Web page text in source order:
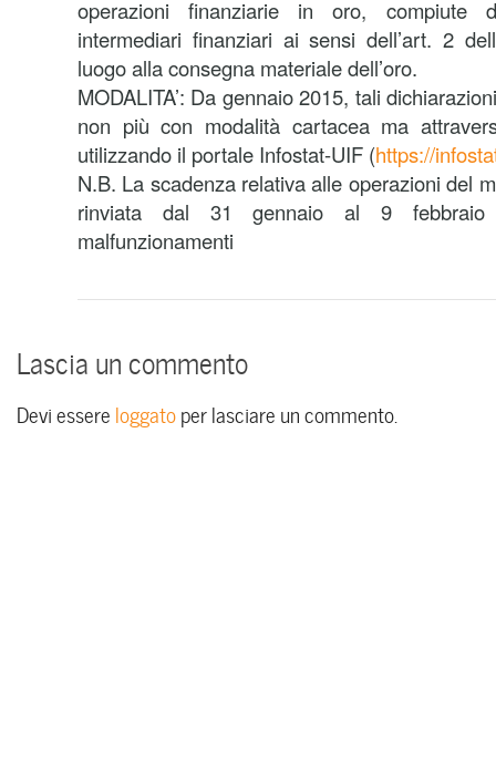
operazioni finanziarie in oro, compiute
intermediari finanziari ai sensi dell’art. 2
luogo alla consegna materiale dell’oro.
MODALITA’: Da gennaio 2015, tali
non più con modalità cartacea ma
utilizzando il portale Infostat-UIF (https://
N.B. La scadenza relativa alle operazioni del
rinviata dal 31 gennaio al 9
malfunzionamenti
Lascia un commento
Devi essere loggatoper lasciare un commento.